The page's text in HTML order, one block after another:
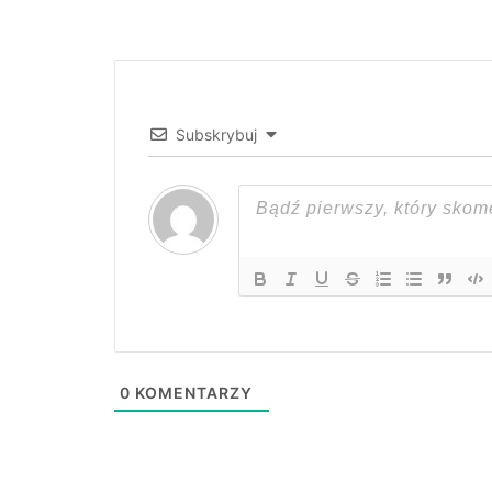
Subskrybuj
0 KOMENTARZY